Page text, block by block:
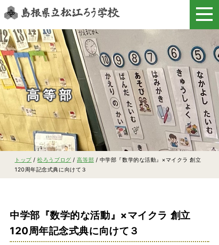
このページの本文へ
高等部
現
在
の
トップ/松ろうブログ /高等部 / 中学部『数学的な活動』×マイクラ 創立
120周年記念式典に向けて３
中学部『数学的な活動』×マイクラ 創立
120周年記念式典に向けて３